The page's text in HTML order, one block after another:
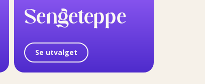
Sengeteppe
Se utvalget